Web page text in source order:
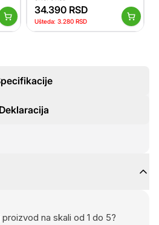
34.390 RSD
Ušteda: 3.280 RSD
Deklaracija
na skali od 1 do 5?